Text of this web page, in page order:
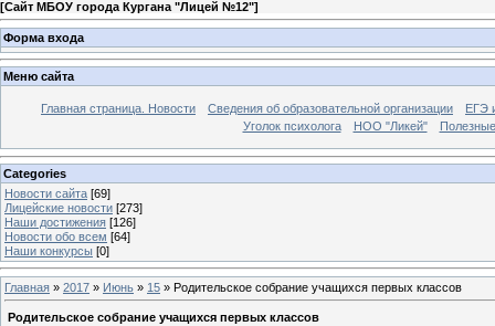
[Сайт МБОУ города Кургана "Лицей №12"]
Форма входа
Меню сайта
Главная страница. Новости Сведения об образовательной организации
ЕГЭ
Уголок психолога
НОО "Ликей"
Categories
Новости сайта [69]
Лицейские новости [273]
Наши достижения [126]
Новости обо всем [64]
Наши конкурсы [0]
Главная » 2017 » Июнь » 15 » Родительское собрание учащихся первых классов
Родительское собрание учащихся первых классов